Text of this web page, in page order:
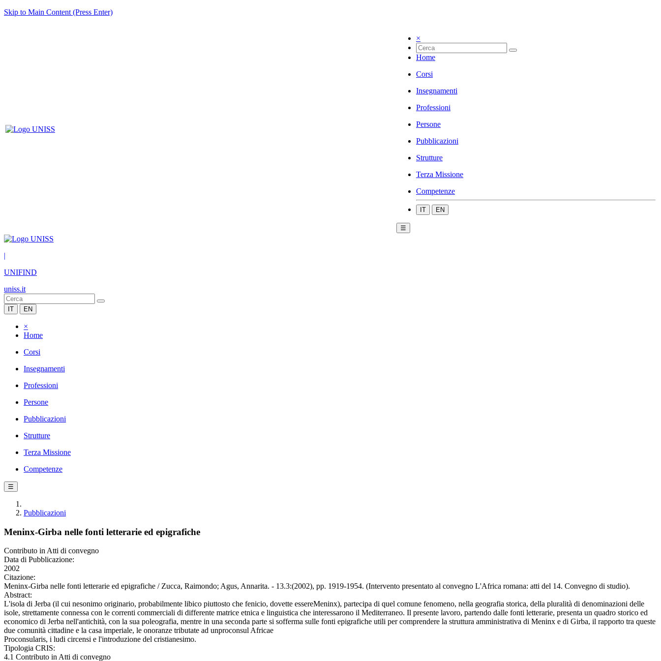
Skip to Main Content (Press Enter)
×
Home
Corsi
Insegnamenti
Professioni
Persone
Pubblicazioni
Strutture
Terza Missione
Competenze
IT EN
☰
|
UNIFIND
uniss.it
IT EN
×
Home
Corsi
Insegnamenti
Professioni
Persone
Pubblicazioni
Strutture
Terza Missione
Competenze
☰
Pubblicazioni
Meninx-Girba nelle fonti letterarie ed epigrafiche
Contributo in Atti di convegno
Data di Pubblicazione:
2002
Citazione:
Meninx-Girba nelle fonti letterarie ed epigrafiche / Zucca, Raimondo; Agus, Annarita. - 13.3:(2002), pp. 1919-1954. (Intervento presentato al convegno L'Africa romana: atti del 14. Convegno di studio).
Abstract:
L'isola di Jerba (il cui nesonimo originario, probabilmente libico piuttosto che fenicio, dovette essereMeninx), partecipa di quel comune fenomeno, nella geografia storica, della pluralità di denominazioni delle
isole, strettamente connessa con le correnti commerciali di differente matrice etnica e linguistica che interessarono il Mediterraneo. Il presente lavoro, partendo dalle fonti letterarie, presenta un quadro storico ed
economico di Jerba nell'antichità, con la sua poleografia, mentre in una seconda parte si sofferma sulle fonti epigrafiche utili per comprendere la struttura amministrativa di Meninx e di Girba, il rapporto tra queste
due comunità cittadine e la casa imperiale, le onoranze tributate ad unproconsul Africae
Proconsularis, i ludi circensi e l'introduzione del cristianesimo.
Tipologia CRIS:
4.1 Contributo in Atti di convegno